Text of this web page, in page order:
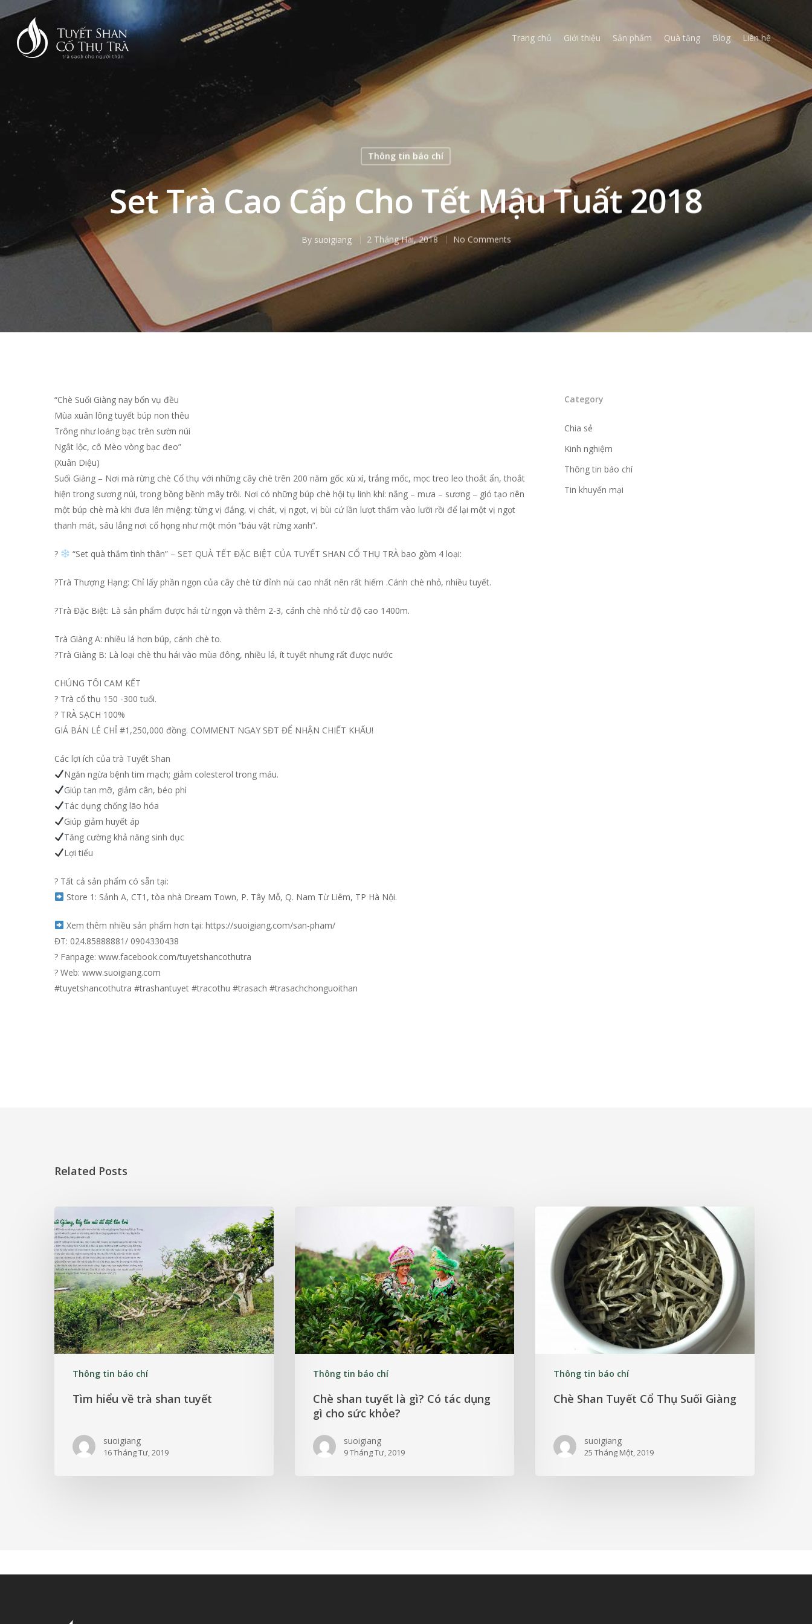
Trang chủ Giới thiệu Sản phẩm Quà tặng Blog Liên hệ
Thông tin báo chí
Set Trà Cao Cấp Cho Tết Mậu Tuất 2018
By suoigiang 2 Tháng Hai, 2018 No Comments
“Chè Suối Giàng nay bốn vụ đều
Mùa xuân lông tuyết búp non thêu
Trông như loáng bạc trên sườn núi
Ngắt lộc, cô Mèo vòng bạc đeo”
(Xuân Diệu)
Suối Giàng – Nơi mà rừng chè Cổ thụ với những cây chè trên 200 năm gốc xù xì, trắng mốc, mọc treo leo thoắt ẩn, thoắt
hiện trong sương núi, trong bồng bềnh mây trôi. Nơi có những búp chè hội tụ linh khí: nắng – mưa – sương – gió tạo nên
một búp chè mà khi đưa lên miệng: từng vị đắng, vị chát, vị ngọt, vị bùi cứ lần lượt thấm vào lưỡi rồi để lại một vị ngọt
thanh mát, sâu lắng nơi cổ họng như một món “báu vật rừng xanh”.
? “Set quà thắm tình thân” – SET QUÀ TẾT ĐẶC BIỆT CỦA TUYẾT SHAN CỔ THỤ TRÀ bao gồm 4 loại:
?Trà Thượng Hạng: Chỉ lấy phần ngọn của cây chè từ đỉnh núi cao nhất nên rất hiếm .Cánh chè nhỏ, nhiều tuyết.
?Trà Đặc Biệt: Là sản phẩm được hái từ ngọn và thêm 2-3, cánh chè nhỏ từ độ cao 1400m.
Trà Giàng A: nhiều lá hơn búp, cánh chè to.
?Trà Giàng B: Là loại chè thu hái vào mùa đông, nhiều lá, ít tuyết nhưng rất được nước
CHÚNG TÔI CAM KẾT
? Trà cổ thụ 150 -300 tuổi.
? TRÀ SẠCH 100%
GIÁ BÁN LẺ CHỈ #1,250,000 đồng. COMMENT NGAY SĐT ĐỂ NHẬN CHIẾT KHẤU!
Các lợi ích của trà Tuyết Shan
Ngăn ngừa bệnh tim mạch; giảm colesterol trong máu.
Giúp tan mỡ, giảm cân, béo phì
Tác dụng chống lão hóa
Giúp giảm huyết áp
Tăng cường khả năng sinh dục
Lợi tiểu
?️ Tất cả sản phẩm có sẵn tại:
Store 1: Sảnh A, CT1, tòa nhà Dream Town, P. Tây Mỗ, Q. Nam Từ Liêm, TP Hà Nội.
Xem thêm nhiều sản phẩm hơn tại: https://suoigiang.com/san-pham/
ĐT: 024.85888881/ 0904330438
? Fanpage: www.facebook.com/tuyetshancothutra
? Web: www.suoigiang.com
#tuyetshancothutra #trashantuyet #tracothu #trasach #trasachchonguoithan
Category
Chia sẻ
Kinh nghiệm
Thông tin báo chí
Tin khuyến mại
Related Posts
Thông tin báo chí
Tìm hiểu về trà shan tuyết
suoigiang
16 Tháng Tư, 2019
Thông tin báo chí
Chè shan tuyết là gì? Có tác dụng
gì cho sức khỏe?
suoigiang
9 Tháng Tư, 2019
Thông tin báo chí
Chè Shan Tuyết Cổ Thụ Suối Giàng
suoigiang
25 Tháng Một, 2019